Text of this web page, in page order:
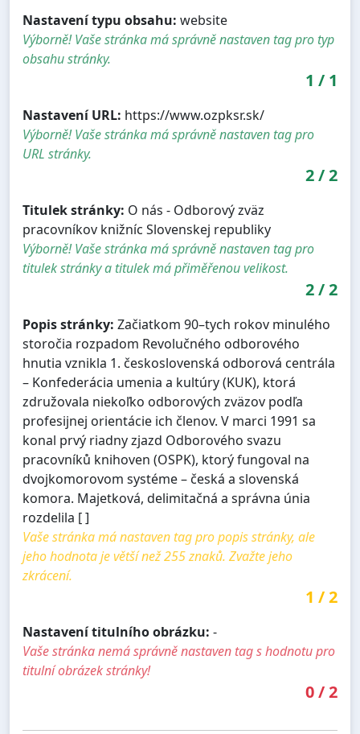
Nastavení typu obsahu: website
Výborně! Vaše stránka má správně nastaven tag pro typ
obsahu stránky.
1 / 1
Nastavení URL: https://www.ozpksr.sk/
Výborně! Vaše stránka má správně nastaven tag pro
URL stránky.
2/2
Titulek stránky: O nás - Odborový zväz
pracovníkov knižníc Slovenskej republiky
Výborně! Vaše stránka má správně nastaven tag pro
titulek stránky a titulek má přiměřenou velikost.
2/2
Popis stránky: Začiatkom 90–tych rokov minulého
storočia rozpadom Revolučného odborového
hnutia vznikla 1. československá odborová centrála
– Konfederácia umenia a kultúry (KUK), ktorá
združovala niekoľko odborových zväzov podľa
profesijnej orientácie ich členov. V marci 1991 sa
konal prvý riadny zjazd Odborového svazu
pracovníků knihoven (OSPK), ktorý fungoval na
dvojkomorovom systéme – česká a slovenská
komora. Majetková, delimitačná a správna únia
rozdelila [ ]
Vaše stránka má nastaven tag pro popis stránky, ale
jeho hodnota je větší než 255 znaků. Zvažte jeho
zkrácení.
1 /2
Nastavení titulního obrázku: -
Vaše stránka nemá správně nastaven tag s hodnotu pro
titulní obrázek stránky!
0/2